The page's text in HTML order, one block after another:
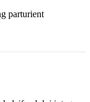
parturient